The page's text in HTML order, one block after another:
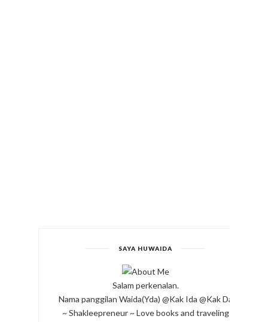
SAYA HUWAIDA
Salam perkenalan.
Nama panggilan Waida(Yda) @Kak Ida @Kak Da
~ Shakleepreneur ~ Love books and traveling